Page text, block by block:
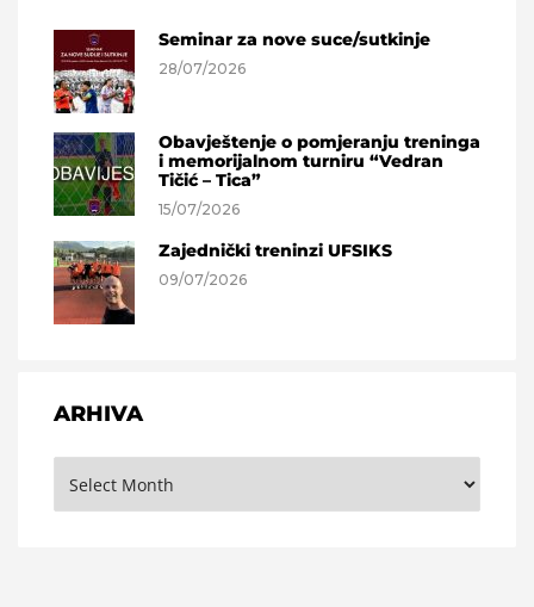
Seminar za nove suce/sutkinje
28/07/2026
Obavještenje o pomjeranju treninga
i memorijalnom turniru “Vedran
Tičić – Tica”
15/07/2026
Zajednički treninzi UFSIKS
09/07/2026
ARHIVA